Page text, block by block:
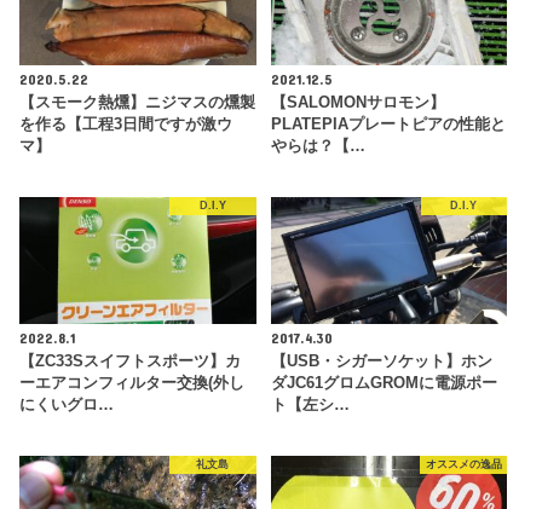
2020.5.22
【スモーク熱燻】ニジマスの燻製
を作る【工程3日間ですが激ウ
マ】
2021.12.5
【SALOMONサロモン】
PLATEPIAプレートピアの性能と
やらは？【…
D.I.Y
2022.8.1
【ZC33Sスイフトスポーツ】カ
ーエアコンフィルター交換(外し
にくいグロ…
D.I.Y
2017.4.30
【USB・シガーソケット】ホン
ダJC61グロムGROMに電源ポー
ト【左シ…
礼文島 オススメの逸品